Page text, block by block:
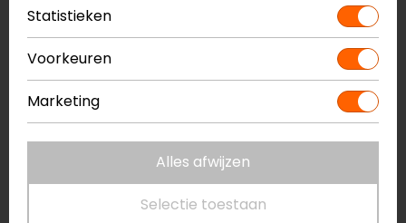
Avro 4 2PC Leren Motorpak
Model
Merk
Dainese
Kleur
Aanritsbaar
Rits rondom
Certificeringsklasse
AA
Leer
Sportief, Race
Statistieken
Voorkeuren
Marketing
Alles afwijzen
Selectie toestaan